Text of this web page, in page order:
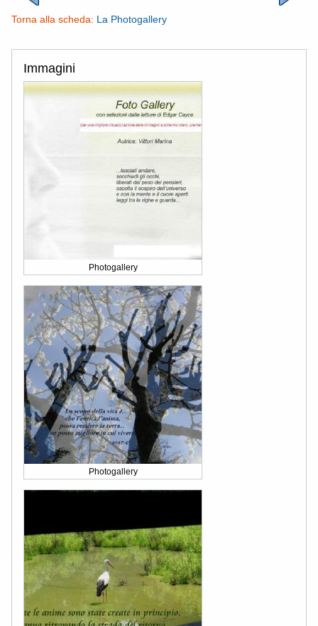
Torna alla scheda: La Photogallery
Immagini
Photogallery
Photogallery